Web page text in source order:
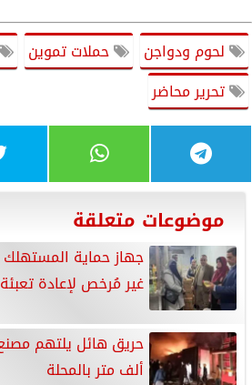
لحوم ودواجن حملات تموين
تحرير محاضر
موضوعات متعلقة
جهاز حماية المستهلك
غير مُرخص لإعادة
حريق هائل يلتهم
ألف متر بالمحلة